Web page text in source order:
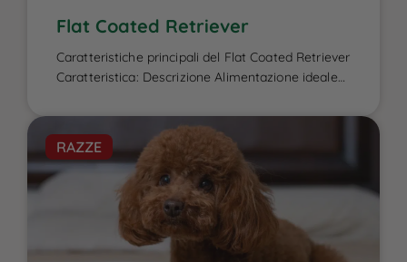
Flat Coated Retriever
Caratteristiche principali del Flat Coated Retriever
Caratteristica: Descrizione Alimentazione ideale
Flat Coated Retriever è un elemento cruciale per
garantire la sua energia elevata, il benessere
fisico e la salute del mantello, caratteristiche che
lo contraddistinguono. Essendo un cane attivo e
di taglia media-grande, ha bisogno di una dieta
RAZZE